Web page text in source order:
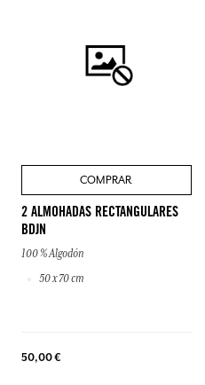
COMPRAR
2 ALMOHADAS RECTANGULARES
BDJN
100 % Algodón
50 x 70 cm
50,00 €